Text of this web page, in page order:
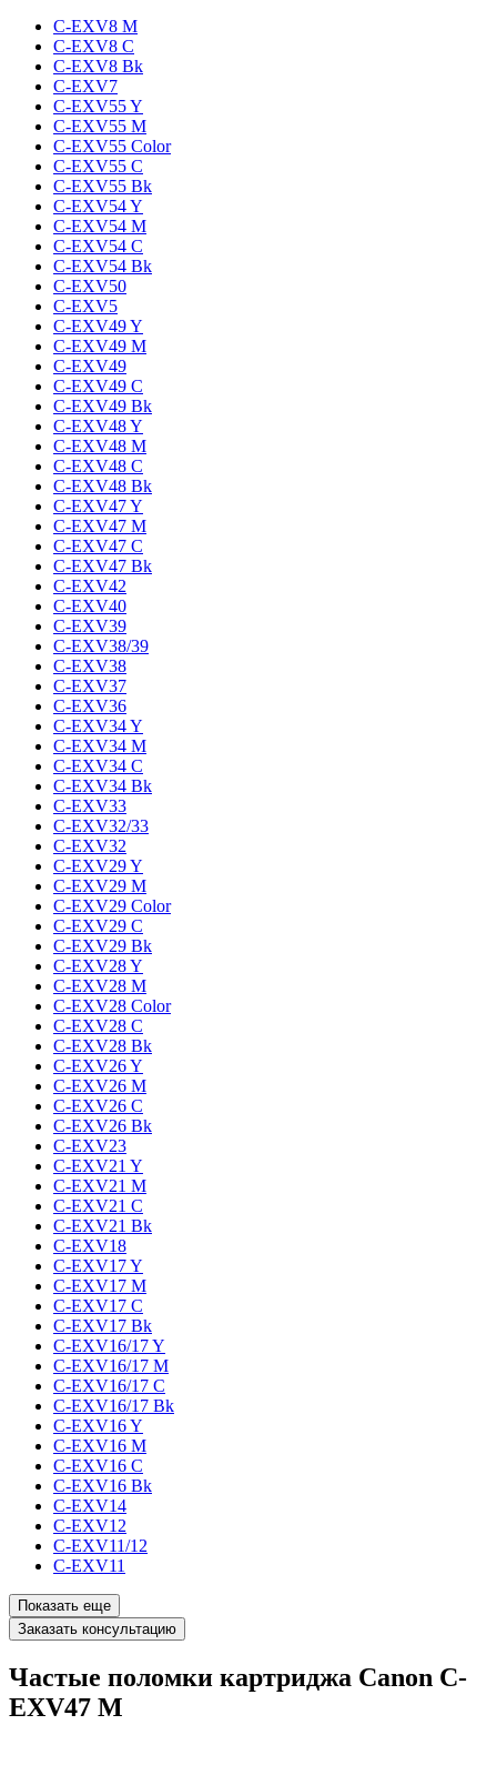
C-EXV8 M
C-EXV8 C
C-EXV8 Bk
C-EXV7
C-EXV55 Y
C-EXV55 M
C-EXV55 Color
C-EXV55 C
C-EXV55 Bk
C-EXV54 Y
C-EXV54 M
C-EXV54 C
C-EXV54 Bk
C-EXV50
C-EXV5
C-EXV49 Y
C-EXV49 M
C-EXV49
C-EXV49 C
C-EXV49 Bk
C-EXV48 Y
C-EXV48 M
C-EXV48 C
C-EXV48 Bk
C-EXV47 Y
C-EXV47 M
C-EXV47 C
C-EXV47 Bk
C-EXV42
C-EXV40
C-EXV39
C-EXV38/39
C-EXV38
C-EXV37
C-EXV36
C-EXV34 Y
C-EXV34 M
C-EXV34 C
C-EXV34 Bk
C-EXV33
C-EXV32/33
C-EXV32
C-EXV29 Y
C-EXV29 M
C-EXV29 Color
C-EXV29 C
C-EXV29 Bk
C-EXV28 Y
C-EXV28 M
C-EXV28 Color
C-EXV28 C
C-EXV28 Bk
C-EXV26 Y
C-EXV26 M
C-EXV26 C
C-EXV26 Bk
C-EXV23
C-EXV21 Y
C-EXV21 M
C-EXV21 C
C-EXV21 Bk
C-EXV18
C-EXV17 Y
C-EXV17 M
C-EXV17 C
C-EXV17 Bk
C-EXV16/17 Y
C-EXV16/17 M
C-EXV16/17 C
C-EXV16/17 Bk
C-EXV16 Y
C-EXV16 M
C-EXV16 C
C-EXV16 Bk
C-EXV14
C-EXV12
C-EXV11/12
C-EXV11
Показать еще
Заказать консультацию
Частые поломки картриджа Canon C-
EXV47 M